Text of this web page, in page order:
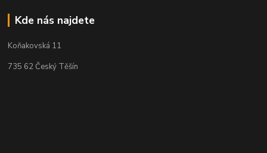
Kde nás najdete
Koňakovská 11
735 62 Český Těšín